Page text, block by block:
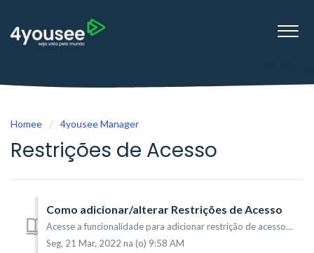
Homee 4yousee Manager
Restrições de Acesso
Como adicionar/alterar Restrições de Acesso
Acesse a funcionalidade para adicionar restrição de acesso a partir do menu Configurações (1) -> Restrições de Acesso (2). Na tela que será mostrada, ...
Seg, 21 Mar, 2022 na (o) 9:58 AM